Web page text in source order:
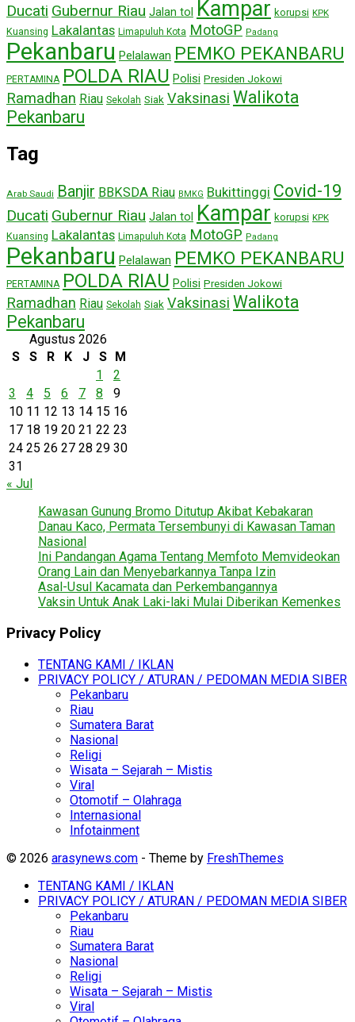
Ducati Gubernur Riau Jalan tol Kampar korupsi KPK
Kuansing Lakalantas Limapuluh Kota MotoGP Padang
Pekanbaru Pelalawan PEMKO PEKANBARU
PERTAMINA POLDA RIAU Polisi Presiden Jokowi
Ramadhan Riau Sekolah Siak Vaksinasi Walikota
Pekanbaru
Tag
Arab Saudi Banjir BBKSDA Riau BMKG Bukittinggi Covid-19
Ducati Gubernur Riau Jalan tol Kampar korupsi KPK
Kuansing Lakalantas Limapuluh Kota MotoGP Padang
Pekanbaru Pelalawan PEMKO PEKANBARU
PERTAMINA POLDA RIAU Polisi Presiden Jokowi
Ramadhan Riau Sekolah Siak Vaksinasi Walikota
Pekanbaru
Agustus 2026
S
S R K J S M
1
2
3
4 5 6 7 8
9
10 11 12 13 14 15 16
17 18 19 20 21 22 23
24 25 26 27 28 29 30
31
« Jul
Kawasan Gunung Bromo Ditutup Akibat Kebakaran
Danau Kaco, Permata Tersembunyi di Kawasan Taman
Nasional
Ini Pandangan Agama Tentang Memfoto Memvideokan
Orang Lain dan Menyebarkannya Tanpa Izin
Asal-Usul Kacamata dan Perkembangannya
Vaksin Untuk Anak Laki-laki Mulai Diberikan Kemenkes
Privacy Policy
TENTANG KAMI / IKLAN
PRIVACY POLICY / ATURAN / PEDOMAN MEDIA SIBER
Pekanbaru
Riau
Sumatera Barat
Nasional
Religi
Wisata – Sejarah – Mistis
Viral
Otomotif – Olahraga
Internasional
Infotainment
© 2026 arasynews.com - Theme by FreshThemes
TENTANG KAMI / IKLAN
PRIVACY POLICY / ATURAN / PEDOMAN MEDIA SIBER
Pekanbaru
Riau
Sumatera Barat
Nasional
Religi
Wisata – Sejarah – Mistis
Viral